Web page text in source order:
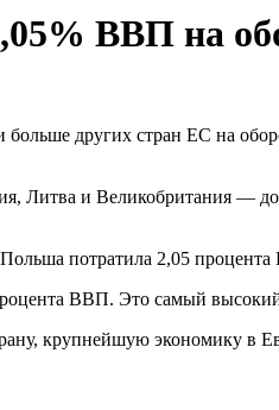
ВВП на
других стран ЕС на
Литва и Великобритания —
потратила 2,05 процента
ВВП. Это самый высокий
крупнейшую экономику